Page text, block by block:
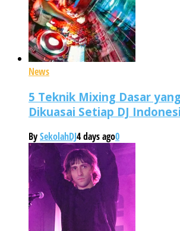
News
5 Teknik Mixing Dasar
Dikuasai Setiap DJ
BySekolahDJ4 days ago0